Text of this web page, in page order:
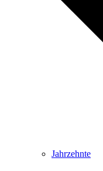
Jahrzehnte